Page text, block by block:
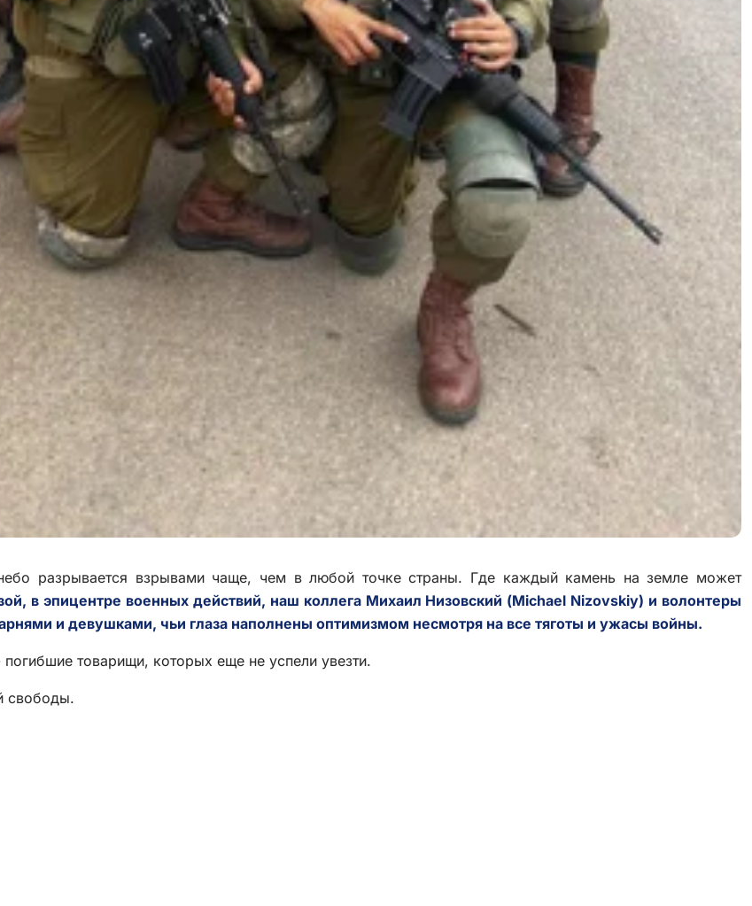
разрывается взрывами чаще, чем в любой точке страны. Где каждый камень на земле может
в эпицентре военных действий, наш коллега Михаил Низовский (Michael Nizovskiy) и волонтеры
и девушками, чьи глаза наполнены оптимизмом несмотря на все тяготы и ужасы войны.
товарищи, которых еще не успели увезти.
свободы.